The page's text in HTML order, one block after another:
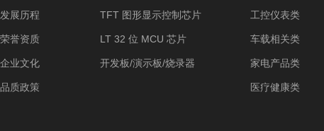
发展历程
荣誉资质
企业文化
品质政策
TFT 图形显示控制芯片
LT 32 位 MCU 芯片
开发板/演示板/烧录器
工控仪表类
车载相关类
家电产品类
医疗健康类